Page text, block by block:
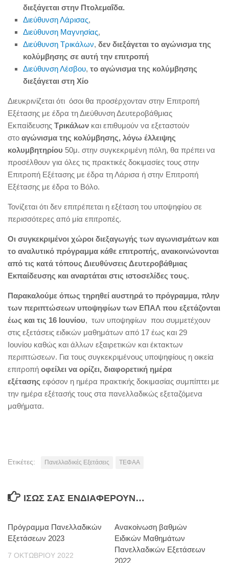
διεξάγεται στην Πτολεμαΐδα.
Διεύθυνση Λάρισας,
Διεύθυνση Μαγνησίας,
Διεύθυνση Τρικάλων, δεν διεξάγεται το αγώνισμα της
κολύμβησης σε αυτή την επιτροπή
Διεύθυνση Λέσβου, το αγώνισμα της κολύμβησης
διεξάγεται στη Χίο
Διευκρινίζεται ότι όσοι θα προσέρχονταν στην Επιτροπή
Εξέτασης με έδρα τη Διεύθυνση Δευτεροβάθμιας
Εκπαίδευσης Τρικάλων και επιθυμούν να εξεταστούν
στο αγώνισμα της κολύμβησης, λόγω έλλειψης
κολυμβητηρίου 50μ. στην συγκεκριμένη πόλη, θα πρέπει να
προσέλθουν για όλες τις πρακτικές δοκιμασίες τους στην
Επιτροπή Εξέτασης με έδρα τη Λάρισα ή στην Επιτροπή
Εξέτασης με έδρα το Βόλο.
Τονίζεται ότι δεν επιτρέπεται η εξέταση του υποψηφίου σε
περισσότερες από μία επιτροπές.
Οι συγκεκριμένοι χώροι διεξαγωγής των αγωνισμάτων και
το αναλυτικό πρόγραμμα κάθε επιτροπής, ανακοινώνονται
από τις κατά τόπους Διευθύνσεις Δευτεροβάθμιας
Εκπαίδευσης και αναρτάται στις ιστοσελίδες τους.
Παρακαλούμε όπως τηρηθεί αυστηρά το πρόγραμμα, πλην
των περιπτώσεων υποψηφίων των ΕΠΑΛ που εξετάζονται
έως και τις 16 Ιουνίου, των υποψηφίων που συμμετέχουν
στις εξετάσεις ειδικών μαθημάτων από 17 έως και 29
Ιουνίου καθώς και άλλων εξαιρετικών και έκτακτων
περιπτώσεων. Για τους συγκεκριμένους υποψηφίους η οικεία
επιτροπή οφείλει να ορίζει, διαφορετική ημέρα
εξέτασης εφόσον η ημέρα πρακτικής δοκιμασίας συμπίπτει με
την ημέρα εξέτασής τους στα πανελλαδικώς εξεταζόμενα
μαθήματα.
Ετικέτες: Πανελλαδικές Εξετάσεις ΤΕΦΑΑ
ΊΣΩΣ ΣΑΣ ΕΝΔΙΑΦΈΡΟΥΝ…
Πρόγραμμα Πανελλαδικών
Εξετάσεων 2023
7 ΟΚΤΩΒΡΊΟΥ 2022
Ανακοίνωση βαθμών
Ειδικών Μαθημάτων
Πανελλαδικών Εξετάσεων
2022